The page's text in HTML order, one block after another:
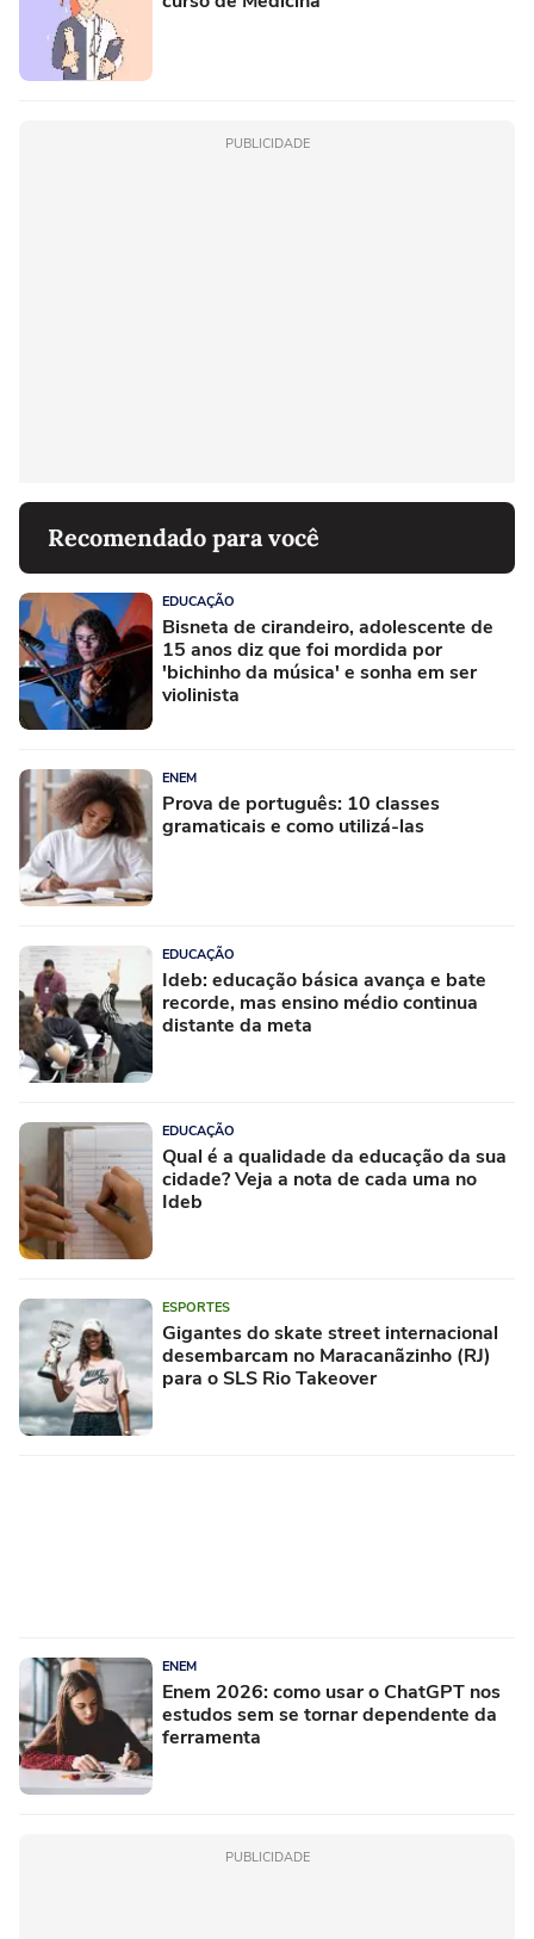
PUBLICIDADE
Recomendado para você
EDUCAÇÃO
Bisneta de cirandeiro, adolescente de
15 anos diz que foi mordida por
'bichinho da música' e sonha em ser
violinista
ENEM
Prova de português: 10 classes
gramaticais e como utilizá-las
EDUCAÇÃO
Ideb: educação básica avança e bate
recorde, mas ensino médio continua
distante da meta
EDUCAÇÃO
Qual é a qualidade da educação da sua
cidade? Veja a nota de cada uma no
Ideb
ESPORTES
Gigantes do skate street internacional
desembarcam no Maracanãzinho (RJ)
para o SLS Rio Takeover
ENEM
Enem 2026: como usar o ChatGPT nos
estudos sem se tornar dependente da
ferramenta
PUBLICIDADE